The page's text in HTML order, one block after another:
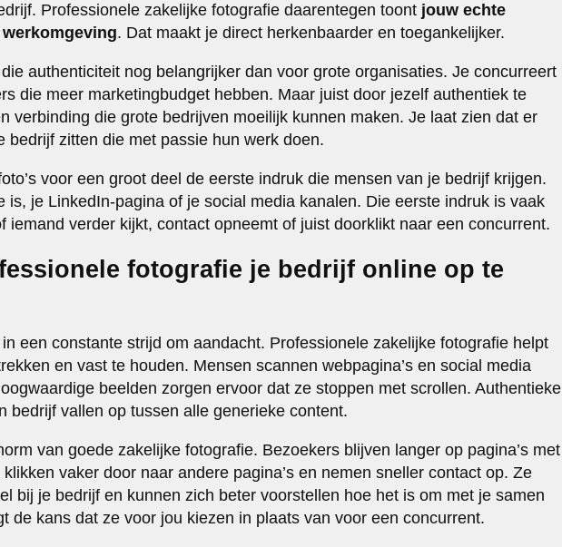
Professionele zakelijke fotografie daarentegen toont jouw echte
. Dat maakt je direct herkenbaarder en toegankelijker.
authenticiteit nog belangrijker dan voor grote organisaties. Je concurreert
die meer marketingbudget hebben. Maar juist door jezelf authentiek te
verbinding die grote bedrijven moeilijk kunnen maken. Je laat zien dat er
bedrijf zitten die met passie hun werk doen.
voor een groot deel de eerste indruk die mensen van je bedrijf krijgen.
is, je LinkedIn-pagina of je social media kanalen. Die eerste indruk is vaak
iemand verder kijkt, contact opneemt of juist doorklikt naar een concurrent.
fotografie je bedrijf online op te
een constante strijd om aandacht. Professionele zakelijke fotografie helpt
en vast te houden. Mensen scannen webpagina’s en social media
beelden zorgen ervoor dat ze stoppen met scrollen. Authentieke
bedrijf vallen op tussen alle generieke content.
van goede zakelijke fotografie. Bezoekers blijven langer op pagina’s met
vaker door naar andere pagina’s en nemen sneller contact op. Ze
bij je bedrijf en kunnen zich beter voorstellen hoe het is om met je samen
de kans dat ze voor jou kiezen in plaats van voor een concurrent.